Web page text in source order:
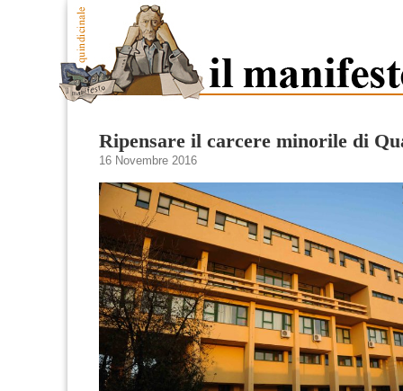
Ripensare il carcere minorile di
16 Novembre 2016